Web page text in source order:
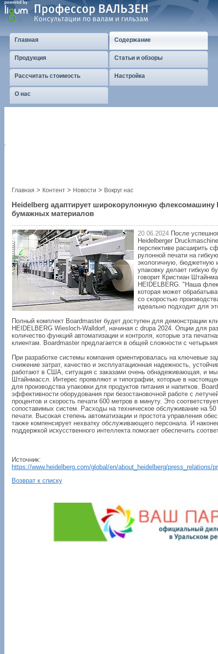
Главная Содержание
Продукция Статьи и обзоры
Рассчитать стоимость Настройка
О нас
Главная > Контент > Новости > Вокруг нас
Heidelberg адаптирует широкорулонную флексомашину
бумажных материалов
20.06.2024 После
Heidelberger
перспективе расширить
рулонной печати на
экологичную, бюджетную
упаковку делает гибкую
говорит Кристиан
HEIDELBERG. "Наша
которая может
со скоростью
идеально подходит для
Полный комплект Boardmaster будет доступен для демонстрации
HEIDELBERG Wiesloch-Walldorf, начиная с drupa 2024. Опции для
количество функций автоматизации и контроля, которые эта
клиентам. Boardmaster предлагается в общей сложности с
При разработке системы компания ориентировалась на ключевые
снижение затрат, качество и эксплуатационная надежность,
работают в США, ситуация с заказами очень обнадеживающая, и мы
Штайнмассл. Интерес проявляют и типографии, которые в
для производства упаковки для продуктов питания и напитков.
эффективности оборудования при безостановочной работе с
процентов и скорость печати 600 метров в минуту. Это
сопоставимых систем. Расходы на техническое обслуживание на
печати. Высокая степень автоматизации и простота управления
также компенсирует нехватку обслуживающего персонала. И
поддержкой искусственного интеллекта помогает обеспечить
Источник:
https://www.heidelberg.com/global/en/about_heidelberg/
Возврат к списку